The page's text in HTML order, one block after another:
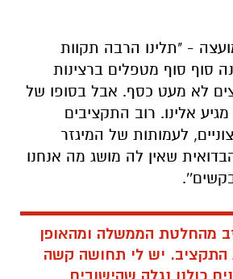
- "תלינו הרבה תקוות
סוף סוף מטפלים ברצינות
לא מעט כסף. אבל בסופו של
אלינו. רוב התקציבים
לעמותות של המיגזר
שאין לה מושג מה אנחנו
מהחלטת הממשלה ומהאופן
יש לי תחושה קשה